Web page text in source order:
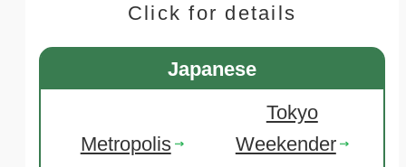
Click for details
Japanese
Metropolis
Tokyo
Weekender